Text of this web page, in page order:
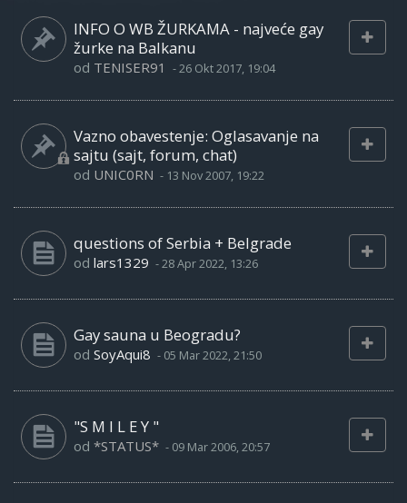
INFO O WB ŽURKAMA - najveće gay
žurke na Balkanu
od TENISER91 -26 Okt 2017, 19:04
Vazno obavestenje: Oglasavanje na
sajtu (sajt, forum, chat)
od UNIC0RN - 13 Nov 2007, 19:22
questions of Serbia + Belgrade
od lars1329 -28 Apr 2022, 13:26
Gay sauna u Beogradu?
od SoyAqui8 - 05 Mar 2022, 21:50
"S M I L E Y "
od *STATUS* - 09 Mar 2006, 20:57